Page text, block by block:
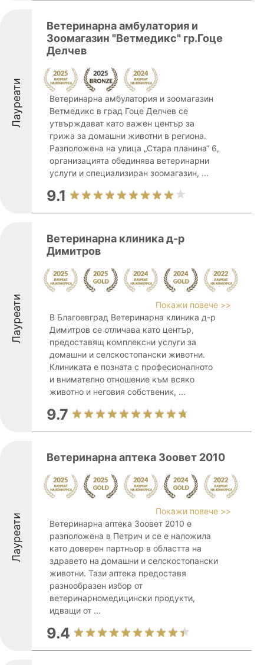
Лауреати
Ветеринарна амбулатория и
Зоомагазин "Ветмедикс" гр.Гоце
Делчев
Ветеринарна амбулатория и зоомагазин
Ветмедикс в град Гоце Делчев се
утвърждават като важен център за
грижа за домашни животни в региона.
Разположена на улица „Стара планина“ 6,
организацията обединява ветеринарни
услуги и специализиран зоомагазин, ...
9.1
Лауреати
Ветеринарна клиника д-р
Димитров
Покажи повече >>
В Благоевград Ветеринарна клиника д-р
Димитров се отличава като център,
предоставящ комплексни услуги за
домашни и селскостопански животни.
Клиниката е позната с професионалното
и внимателно отношение към всяко
животно и неговия собственик, ...
9.7
Лауреати
Ветеринарна аптека Зоовет 2010
Покажи повече >>
Ветеринарна аптека Зоовет 2010 е
разположена в Петрич и се е наложила
като доверен партньор в областта на
здравето на домашни и селскостопански
животни. Тази аптека предоставя
разнообразен избор от
ветеринарномедицински продукти,
идващи от ...
9.4